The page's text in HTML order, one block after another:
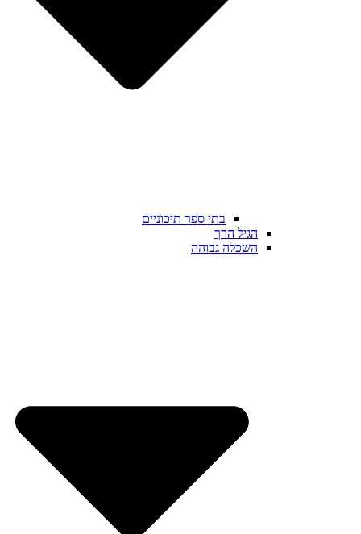
בתי ספר תיכוניים
הגיל הרך
השכלה גבוהה